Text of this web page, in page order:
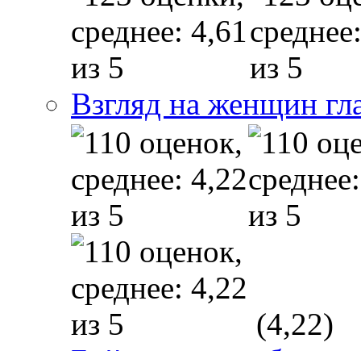
Взгляд на женщин
(4,22)